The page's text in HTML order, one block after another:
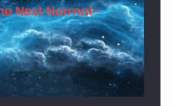
fueled by benzinariile RO…